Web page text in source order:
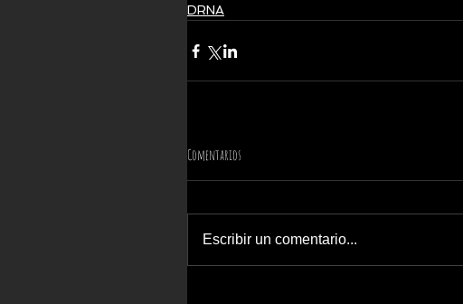
DRNA
Comentarios
Escribir un comentario...